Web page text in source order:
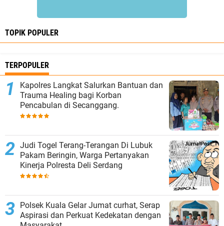
TOPIK POPULER
TERPOPULER
Kapolres Langkat Salurkan Bantuan dan
Trauma Healing bagi Korban
Pencabulan di Secanggang.
Judi Togel Terang-Terangan Di Lubuk
Pakam Beringin, Warga Pertanyakan
Kinerja Polresta Deli Serdang
Polsek Kuala Gelar Jumat curhat, Serap
Aspirasi dan Perkuat Kedekatan dengan